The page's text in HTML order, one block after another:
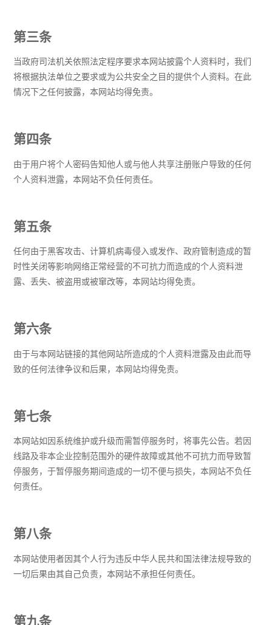
第三条
当政府司法机关依照法定程序要求本网站披露个人资料时，我们
将根据执法单位之要求或为公共安全之目的提供个人资料。在此
情况下之任何披露，本网站均得免责。
第四条
由于用户将个人密码告知他人或与他人共享注册账户导致的任何
个人资料泄露，本网站不负任何责任。
第五条
任何由于黑客攻击、计算机病毒侵入或发作、政府管制造成的暂
时性关闭等影响网络正常经营的不可抗力而造成的个人资料泄
露、丢失、被盗用或被窜改等，本网站均得免责。
第六条
由于与本网站链接的其他网站所造成的个人资料泄露及由此而导
致的任何法律争议和后果，本网站均得免责。
第七条
本网站如因系统维护或升级而需暂停服务时，将事先公告。若因
线路及非本企业控制范围外的硬件故障或其他不可抗力而导致暂
停服务，于暂停服务期间造成的一切不便与损失，本网站不负任
何责任。
第八条
本网站使用者因其个人行为违反中华人民共和国法律法规导致的
一切后果由其自己负责，本网站不承担任何责任。
第九条